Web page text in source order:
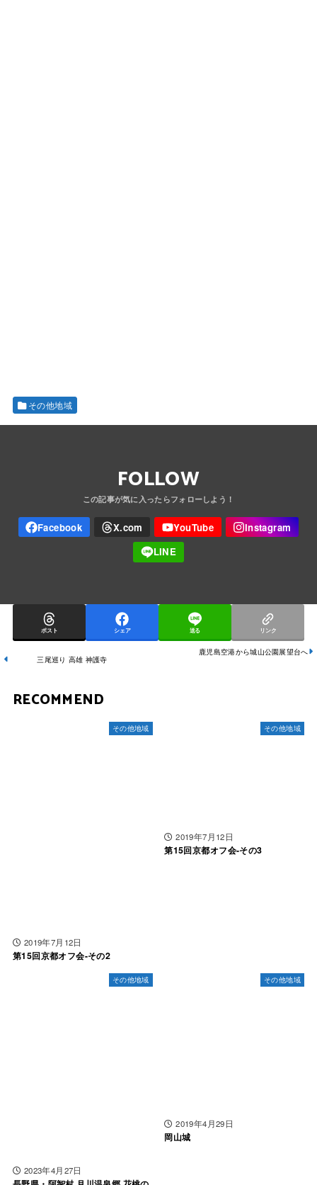
その他地域
FOLLOW
ポスト シェア 送る リンク
三尾巡り 高雄 神護寺
鹿児島空港から城山公園展望台へ
RECOMMEND
その他地域
2019年7月12日
第15回京都オフ会-その2
その他地域
2019年7月12日
第15回京都オフ会-その3
その他地域
2023年4月27日
その他地域
2019年4月29日
岡山城